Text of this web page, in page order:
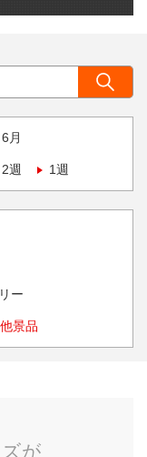
6月
2週 1週
ー
景品